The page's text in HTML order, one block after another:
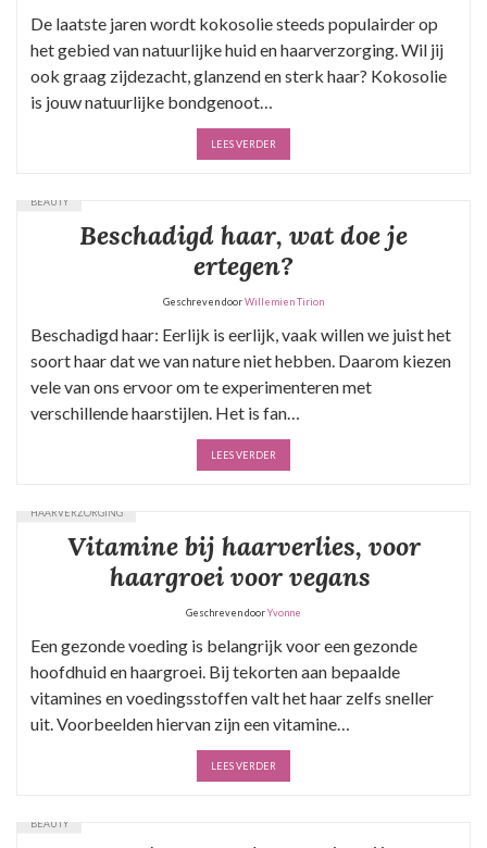
De laatste jaren wordt kokosolie steeds populairder op
het gebied van natuurlijke huid en haarverzorging. Wil jij
ook graag zijdezacht, glanzend en sterk haar? Kokosolie
is jouw natuurlijke bondgenoot…
LEES VERDER
BEAUTY
Beschadigd haar, wat doe je
ertegen?
Geschreven doorWillemien Tirion
Beschadigd haar: Eerlijk is eerlijk, vaak willen we juist het
soort haar dat we van nature niet hebben. Daarom kiezen
vele van ons ervoor om te experimenteren met
verschillende haarstijlen. Het is fan…
LEES VERDER
HAARVERZORGING
Vitamine bij haarverlies, voor
haargroei voor vegans
Geschreven doorYvonne
Een gezonde voeding is belangrijk voor een gezonde
hoofdhuid en haargroei. Bij tekorten aan bepaalde
vitamines en voedingsstoffen valt het haar zelfs sneller
uit. Voorbeelden hiervan zijn een vitamine…
LEES VERDER
BEAUTY